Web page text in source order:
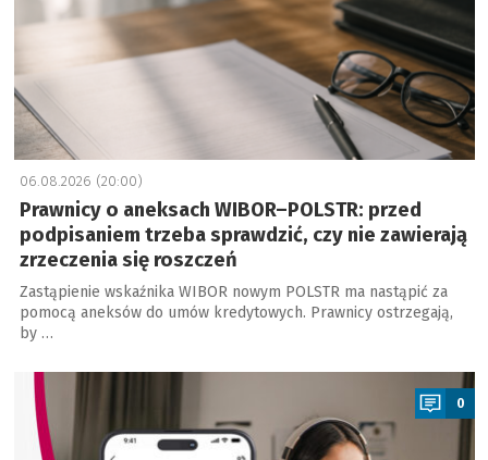
06.08.2026 (20:00)
Prawnicy o aneksach WIBOR–POLSTR: przed
podpisaniem trzeba sprawdzić, czy nie zawierają
zrzeczenia się roszczeń
Zastąpienie wskaźnika WIBOR nowym POLSTR ma nastąpić za
pomocą aneksów do umów kredytowych. Prawnicy ostrzegają,
by …
0